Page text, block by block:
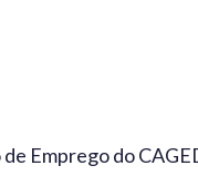
Emprego do